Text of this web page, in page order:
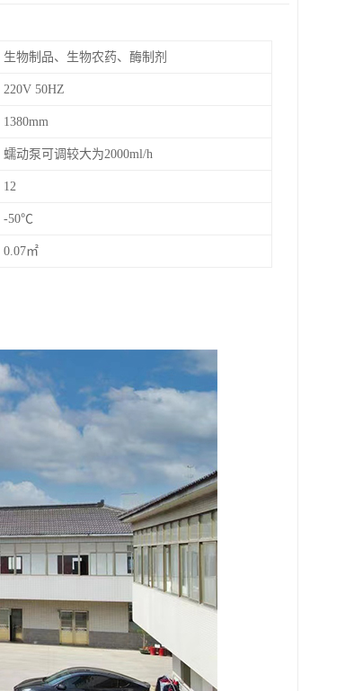
生物制品、生物农药、酶制剂
220V 50HZ
1380mm
蠕动泵可调较大为2000ml/h
12
-50℃
0.07㎡